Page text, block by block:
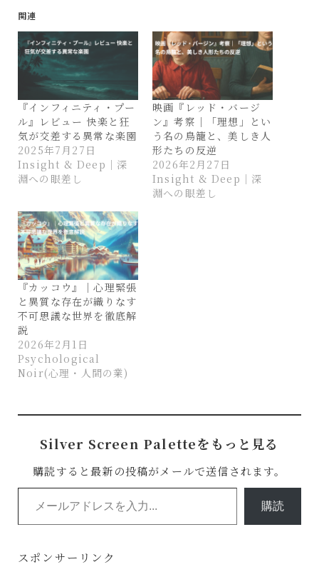
関連
『インフィニティ・プー
ル』レビュー 快楽と狂
気が交差する異常な楽園
2025年7月27日
Insight & Deep｜深
淵への眼差し
映画『レッド・バージ
ン』考察｜「理想」とい
う名の鳥籠と、美しき人
形たちの反逆
2026年2月27日
Insight & Deep｜深
淵への眼差し
『カッコウ』｜心理緊張
と異質な存在が織りなす
不可思議な世界を徹底解
説
2026年2月1日
Psychological
Noir(心理・人間の業)
Silver Screen Paletteをもっと見る
購読すると最新の投稿がメールで送信されます。
メールアドレスを入力...
購読
スポンサーリンク